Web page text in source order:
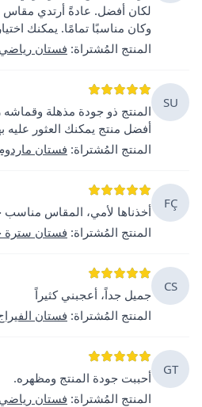
وكان مناسبًا تمامًا. يمكنك
المنتج المُشتراة: فستان
SU
المنتج ذو جودة مذهلة وقماشه
أفضل منتج يمكنك العثور عليه
المنتج المُشتراة: فستان
FÇ
أخذناها لأمي، المقاس مناسب
المنتج المُشتراة: فستان
CS
جميل جداً، أعجبني كثيراً
المنتج المُشتراة: فستان
GT
أحببت جودة المنتج ومظهره.
المنتج المُشتراة: فستان